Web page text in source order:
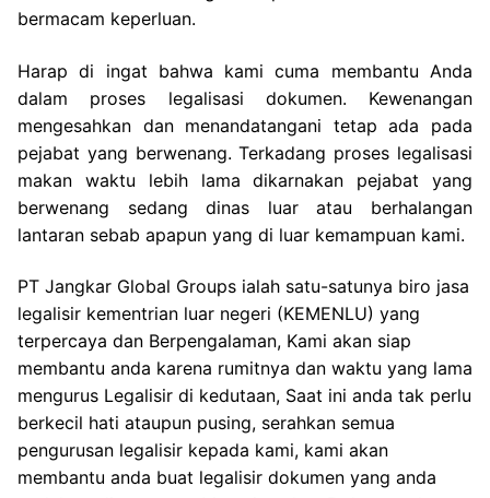
bermacam keperluan.
Harap di ingat bahwa kami cuma membantu Anda
dalam proses legalisasi dokumen. Kewenangan
mengesahkan dan menandatangani tetap ada pada
pejabat yang berwenang. Terkadang proses legalisasi
makan waktu lebih lama dikarnakan pejabat yang
berwenang sedang dinas luar atau berhalangan
lantaran sebab apapun yang di luar kemampuan kami.
PT Jangkar Global Groups ialah satu-satunya biro jasa
legalisir kementrian luar negeri (KEMENLU) yang
terpercaya dan Berpengalaman, Kami akan siap
membantu anda karena rumitnya dan waktu yang lama
mengurus Legalisir di kedutaan, Saat ini anda tak perlu
berkecil hati ataupun pusing, serahkan semua
pengurusan legalisir kepada kami, kami akan
membantu anda buat legalisir dokumen yang anda